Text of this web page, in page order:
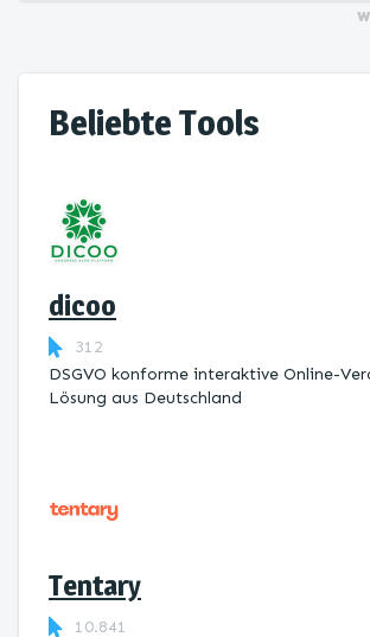
Beliebte Tools
dicoo
312
DSGVO konforme interaktive Online-
Lösung aus Deutschland
Tentary
10.841